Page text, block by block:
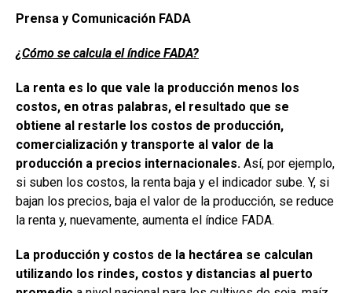
Prensa y Comunicación FADA
¿Cómo se calcula el índice FADA?
La renta es lo que vale la producción menos los
costos, en otras palabras, el resultado que se
obtiene al restarle los costos de producción,
comercialización y transporte al valor de la
producción a precios internacionales. Así, por ejemplo,
si suben los costos, la renta baja y el indicador sube. Y, si
bajan los precios, baja el valor de la producción, se reduce
la renta y, nuevamente, aumenta el índice FADA.
La producción y costos de la hectárea se calculan
utilizando los rindes, costos y distancias al puerto